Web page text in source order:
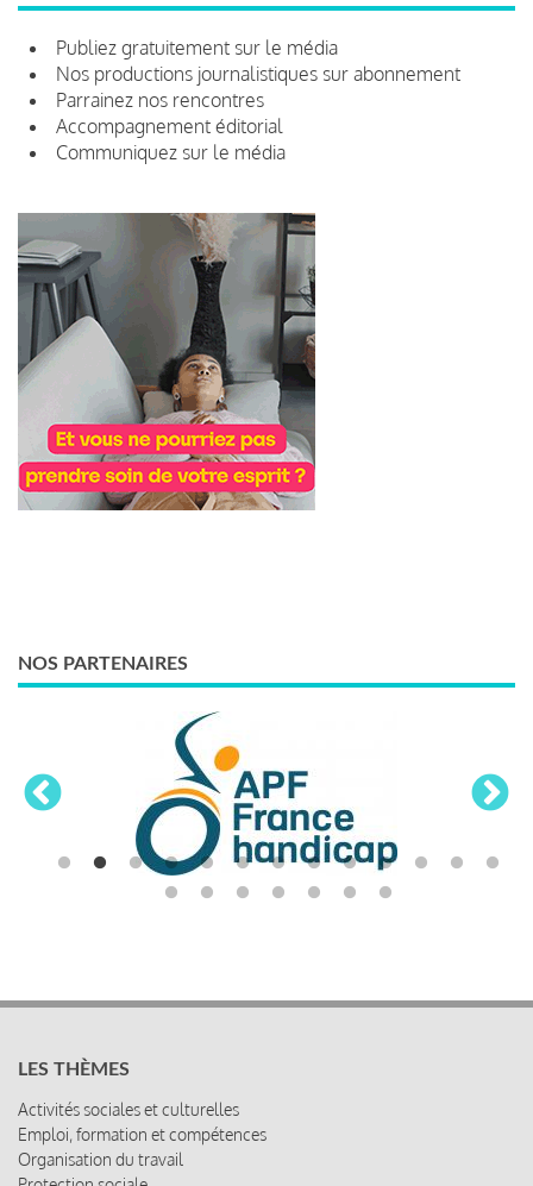
Publiez gratuitement sur le média
Nos productions journalistiques sur abonnement
Parrainez nos rencontres
Accompagnement éditorial
Communiquez sur le média
NOS PARTENAIRES
Emploi, formation et compétences
Organisation du travail
Protection sociale